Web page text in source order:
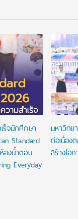
ร็จนักศึกษา
Standard
องน้ำตอบ
Everyday
มหาวิทย
ต่อเนื่อง
สร้างโอ